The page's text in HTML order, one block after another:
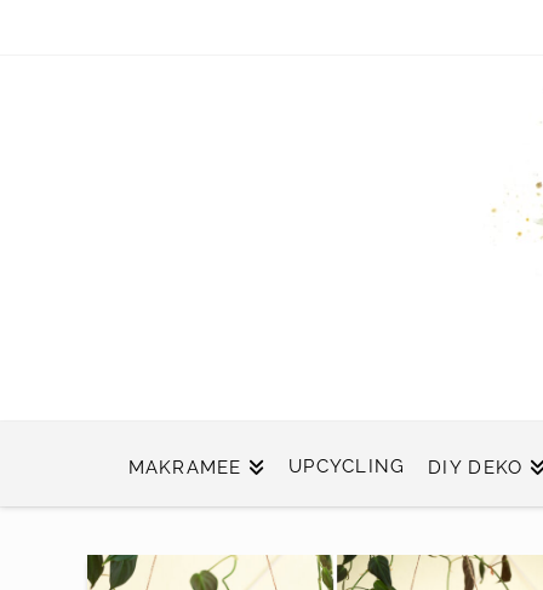
MAKRAMEE UPCYCLING DIY DEKO